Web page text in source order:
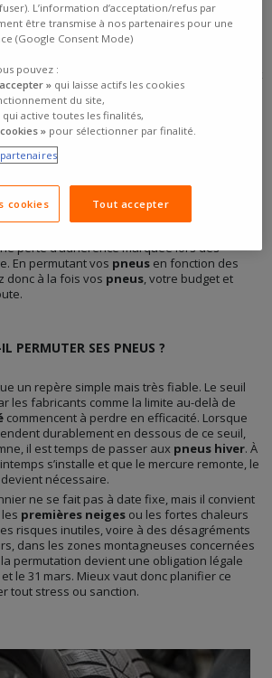
SES PNEUS À CHAQUE SAISONS ?
lespneus été et hiveront des propriétés bien
aux variations de température et aux
Lespneus hiver sont formulés pour rester
en dessous de 7°C, ce qui leur permet de
sur route mouillée, enneigée ou
pneus étéoffrent une performance
ou humide, mais uniquement lorsque les
ou chaudes.
inadaptés à lasaison, c’est prendre le risque
sécurité . En été, despneus hiver
de conduite et augmentent la
perte d’adhérence marquée lors des
En permutant vos pneus en fonction des
donc à la fois vos pneus, votre budget et
PERMUTER SES PNEUS ?
un repère simple mais très fiable. Le seuil
les fabricants comme la limite au-delà de
commencent à perdre en efficacité. Lorsque
durablement en dessous de ce seuil,
il est temps de passer aux pneus hiver. À
s’installe et que le mercure remonte, le
devient nécessaire.
ne se fait pas à date fixe, mais il convient
premières neiges ou les fortes chaleurs
risques inutiles, voire à des désagréments
dans les zones montagneuses concernées
la permutation devient une obligation légale
le 31 mars. Mieux vaut donc planifier ce
tout stress ou sanction.
L’information d’acceptation/refus par
être transmise à nos partenaires pour une
(Google Consent Mode)
pouvez :
»qui laisse actifs les cookies
du site,
qui active toutes les finalités,
»pour sélectionner par finalité.
cookies Tout accepter